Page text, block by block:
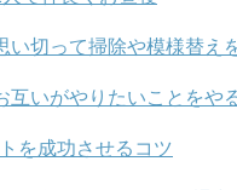
い切って掃除や模様替え
互いがやりたいことをや
を成功させるコツ